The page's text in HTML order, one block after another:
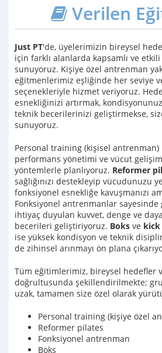
Verilen
Just PT'de, üyelerimizin bireysel
için farklı alanlarda kapsamlı ve
sunuyoruz. Kişiye özel antrenman
eğitmenlerimiz eşliğinde her seviye
seçenekleriyle hizmet veriyoruz.
esnekliğinizi artırmak,
teknik becerilerinizi geliştirmekse,
sunuyoruz.
Personal training (kişisel antrenman)
performans yönetimi ve vücut
yöntemlerle planlıyoruz. Reformer
sağlığınızı destekleyip vücudunuzu
fonksiyonel esnekliğe kavuşmanızı
Fonksiyonel antrenmanlar sayesinde
ihtiyaç duyulan kuvvet, denge ve
becerileri geliştiriyoruz. Boks ve
ise yüksek kondisyon ve teknik
de zihinsel arınmayı ön plana
Tüm eğitimlerimiz, bireysel hedefler
doğrultusunda şekillendirilmekte;
uzak, tamamen size özel olarak
Personal training (kişiye özel
Reformer pilates
Fonksiyonel antrenman
Boks